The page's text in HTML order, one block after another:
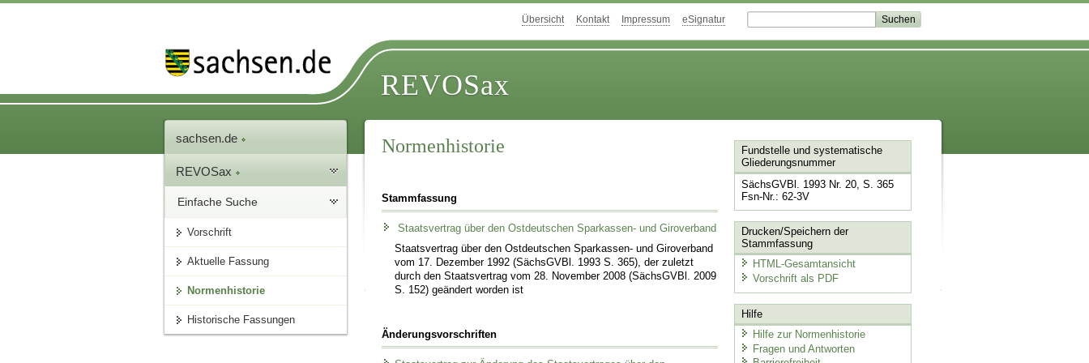
Übersicht Kontakt Impressum eSignatur
REVOSax
sachsen.de
REVOSax
Einfache Suche
Vorschrift
Aktuelle Fassung
Normenhistorie
Historische Fassungen
Normenhistorie
Stammfassung
Staatsvertrag über den Ostdeutschen Sparkassen- und Giroverband
Staatsvertrag über den Ostdeutschen Sparkassen- und Giroverband
vom 17. Dezember 1992 (SächsGVBl. 1993 S. 365), der zuletzt
durch den Staatsvertrag vom 28. November 2008 (SächsGVBl. 2009
S. 152) geändert worden ist
Änderungsvorschriften
Fundstelle und systematische
Gliederungsnummer
SächsGVBl. 1993 Nr. 20, S. 365
Fsn-Nr.: 62-3V
Drucken/Speichern der
Stammfassung
HTML-Gesamtansicht
Vorschrift als PDF
Hilfe
Hilfe zur Normenhistorie
Fragen und Antworten